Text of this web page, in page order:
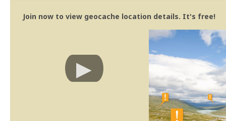
Join now to view geocache location details. It's free!